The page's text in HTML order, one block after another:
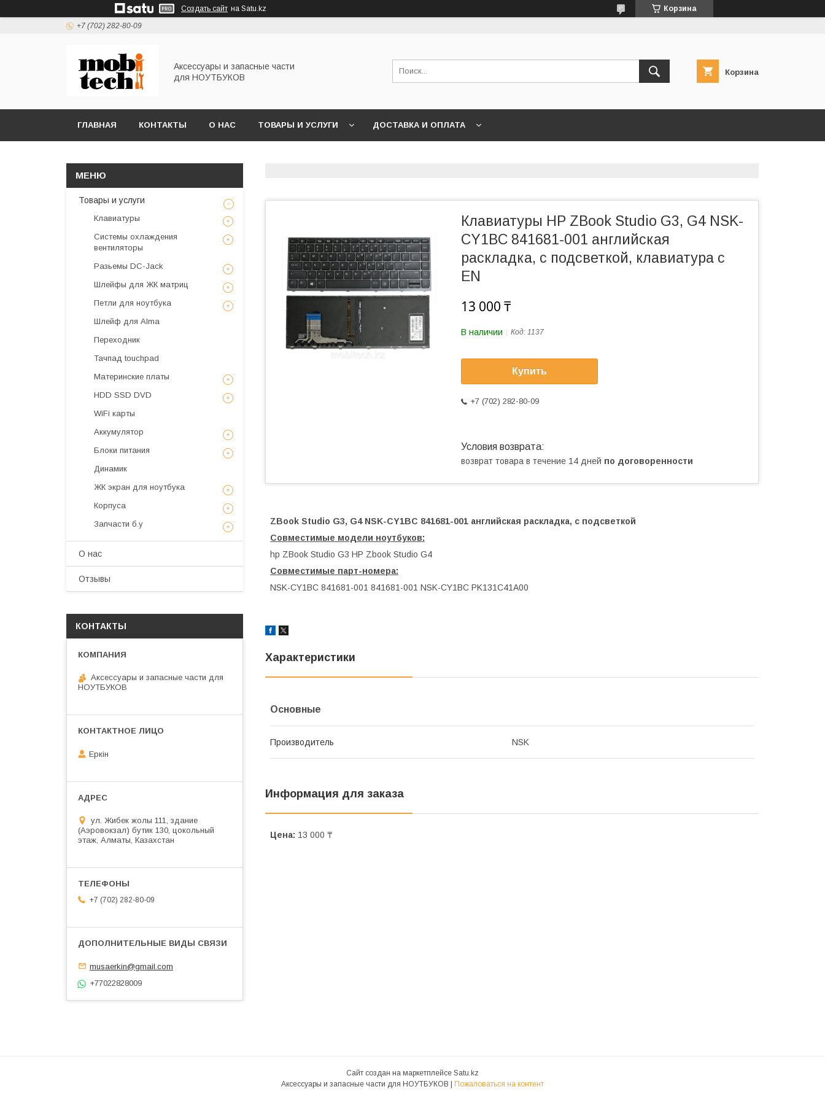
Создать сайт на Satu.kz Корзина
+7 (702) 282-80-09
Аксессуары и запасные части
для НОУТБУКОВ
Корзина
ГЛАВНАЯ КОНТАКТЫ О НАС ТОВАРЫ И УСЛУГИ ДОСТАВКА И ОПЛАТА
Клавиатуры HP ZBook Studio G3, G4 NSK-
CY1BC 841681-001 английская
раскладка, с подсветкой, клавиатура c
EN
13 000 ₸
В наличии Код: 1137
Купить
+7 (702) 282-80-09
возврат товара в течение 14 дней по договоренности
ZBook Studio G3, G4 NSK-CY1BC 841681-001 английская раскладка, с подсветкой
Совместимые модели ноутбуков:
hp ZBook Studio G3 HP Zbook Studio G4
Совместимые парт-номера:
NSK-CY1BC 841681-001 841681-001 NSK-CY1BC PK131C41A00
Характеристики
Основные
Производитель NSK
Информация для заказа
Цена: 13 000 ₸
Товары и услуги
Клавиатуры
Системы охлаждения
вентиляторы
Разьемы DC-Jack
Шлейфы для ЖК матриц
Петли для ноутбука
Шлейф для Alma
Переходник
Тачпад touchpad
Материнские платы
HDD SSD DVD
WiFi карты
Аккумулятор
Блоки питания
Динамик
ЖК экран для ноутбука
Корпуса
Запчасти б.у
О нас
Отзывы
КОНТАКТЫ
Аксессуары и запасные части для
НОУТБУКОВ
Еркін
ул. Жибек жолы 111, здание
(Аэровокзал) бутик 130, цокольный
этаж, Алматы, Казахстан
+7 (702) 282-80-09
musaerkin@gmail.com
+77022828009
Сайт создан на маркетплейсе Satu.kz
Аксессуары и запасные части для НОУТБУКОВ | Пожаловаться на контент